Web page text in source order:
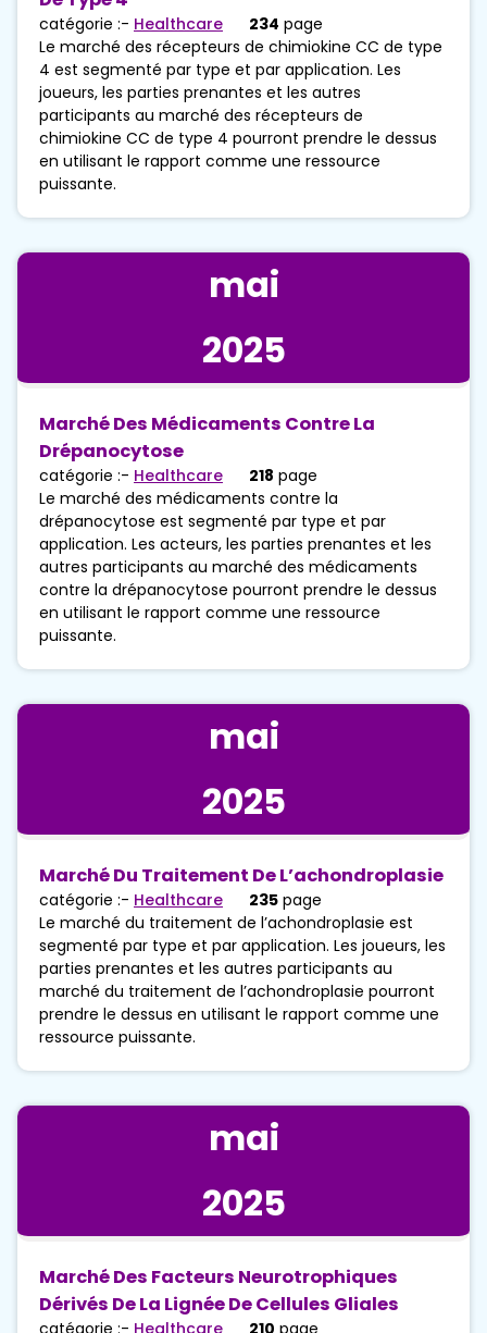
catégorie :- Healthcare 234 page
Le marché des récepteurs de chimiokine CC de type
4 est segmenté par type et par application. Les
joueurs, les parties prenantes et les autres
participants au marché des récepteurs de
chimiokine CC de type 4 pourront prendre le dessus
en utilisant le rapport comme une ressource
puissante.
mai
2025
Marché Des Médicaments Contre La
Drépanocytose
catégorie :- Healthcare 218 page
Le marché des médicaments contre la
drépanocytose est segmenté par type et par
application. Les acteurs, les parties prenantes et les
autres participants au marché des médicaments
contre la drépanocytose pourront prendre le dessus
en utilisant le rapport comme une ressource
puissante.
mai
2025
Marché Du Traitement De L’achondroplasie
catégorie :- Healthcare 235 page
Le marché du traitement de l’achondroplasie est
segmenté par type et par application. Les joueurs, les
parties prenantes et les autres participants au
marché du traitement de l’achondroplasie pourront
prendre le dessus en utilisant le rapport comme une
ressource puissante.
mai
2025
Marché Des Facteurs Neurotrophiques
Dérivés De La Lignée De Cellules Gliales
catégorie :- Healthcare 210 page